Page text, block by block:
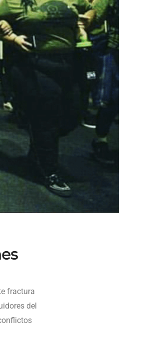
fractura
del